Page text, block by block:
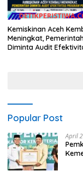
Kemiskinan Aceh
Meningkat,
Diminta Audit
Popular Post
April